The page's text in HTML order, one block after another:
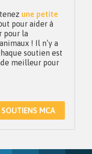
une petite
pour aider à
pour la
! Il n’y a
soutien est
meilleur pour
SOUTIENS MCA